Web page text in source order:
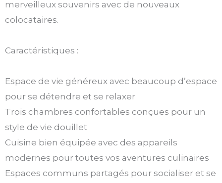
merveilleux souvenirs avec de nouveaux
colocataires.
Caractéristiques :
Espace de vie généreux avec beaucoup d’espace
pour se détendre et se relaxer
Trois chambres confortables conçues pour un
style de vie douillet
Cuisine bien équipée avec des appareils
modernes pour toutes vos aventures culinaires
Espaces communs partagés pour socialiser et se